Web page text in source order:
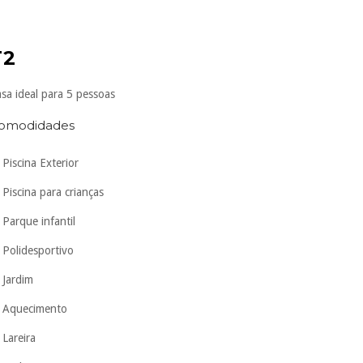
ideal para 5 pessoas
Piscina Exterior
Piscina para crianças
Parque infantil
Polidesportivo
Jardim
Aquecimento
Lareira